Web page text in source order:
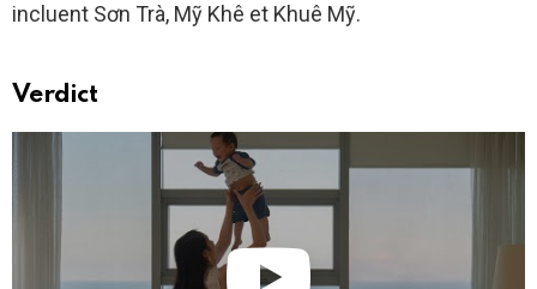
incluent Sơn Trà, Mỹ Khê et Khuê Mỹ.
Verdict